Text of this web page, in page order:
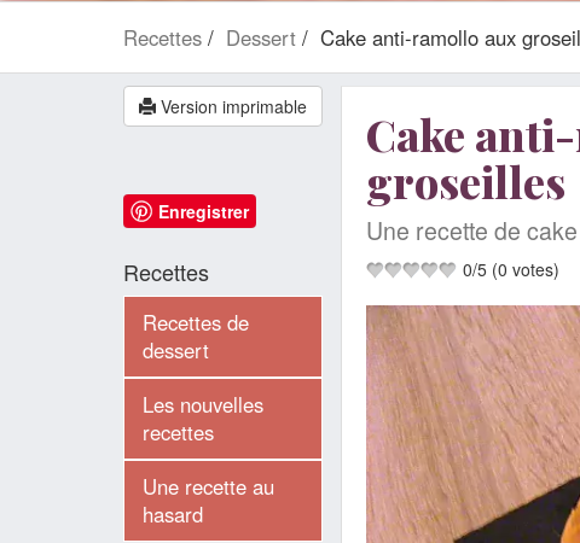
Recettes Dessert Cake anti-ramollo aux
Cake
groseilles
Une recette de
0/5 (0 votes)
Version imprimable
Enregistrer
Recettes
Recettes de
dessert
Les nouvelles
recettes
Une recette au
hasard